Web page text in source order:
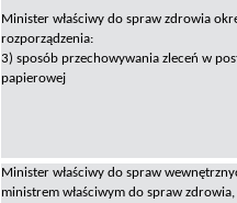
Minister właściwy do spraw zdrowia
rozporządzenia:
3) sposób przechowywania zleceń w
papierowej
Minister właściwy do spraw
ministrem właściwym do spraw